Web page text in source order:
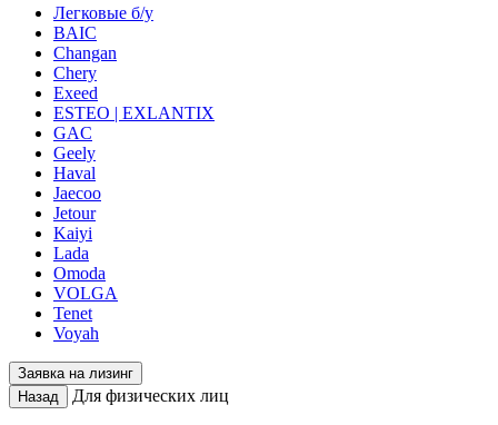
Легковые б/у
BAIC
Changan
Chery
Exeed
ESTEO | EXLANTIX
GAC
Geely
Haval
Jaecoo
Jetour
Kaiyi
Lada
Omoda
VOLGA
Tenet
Voyah
Заявка на лизинг
Назад
Для физических лиц